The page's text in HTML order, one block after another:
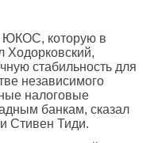
ЮКОС, которую в
Ходорковский,
стабильность для
независимого
налоговые
банкам, сказал
Стивен Тиди.